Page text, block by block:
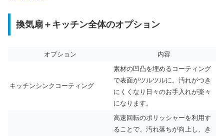
換気扇＋キッチン全体のオプション
オプション 内容
キッチンシンクコーティング
素材の凹凸を埋めるコーティング
で表面がツルツルに。汚れがつき
にくくなり日々のお手入れが楽々
になります。
高速回転のポリッシャーを利用す
ることで、汚れ落ちが向上し、き